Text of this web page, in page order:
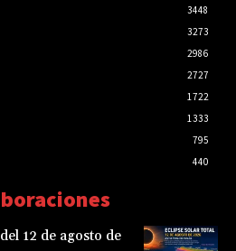
3448
3273
2986
2727
1722
1333
795
440
12 de agosto de